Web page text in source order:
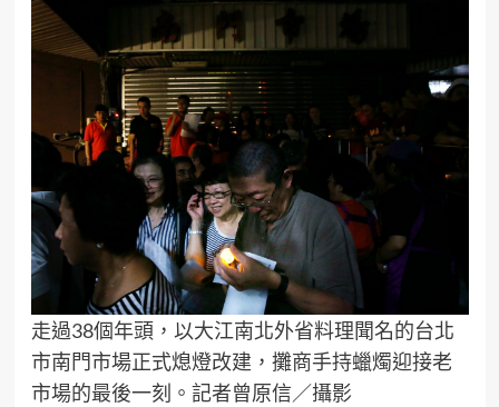
走過38個年頭，以大江南北外省料理聞名的台北
市南門市場正式熄燈改建，攤商手持蠟燭迎接老
市場的最後一刻。記者曾原信／攝影